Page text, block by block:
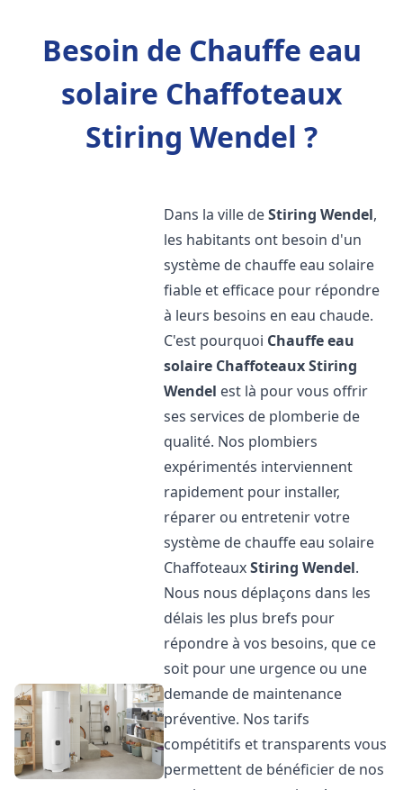
Besoin de Chauffe eau
solaire Chaffoteaux
Stiring Wendel ?
Dans la ville deStiring Wendel,
les habitants ont besoin d'un
système de chauffe eau solaire
fiable et efficace pour répondre
à leurs besoins en eau chaude.
C'est pourquoi Chauffe eau
solaire ChaffoteauxStiring
Wendel est là pour vous offrir
ses services de plomberie de
qualité. Nos plombiers
expérimentés interviennent
rapidement pour installer,
réparer ou entretenir votre
système de chauffe eau solaire
ChaffoteauxStiring Wendel.
Nous nous déplaçons dans les
délais les plus brefs pour
répondre à vos besoins, que ce
soit pour une urgence ou une
demande de maintenance
préventive. Nos tarifs
compétitifs et transparents vous
permettent de bénéficier de nos